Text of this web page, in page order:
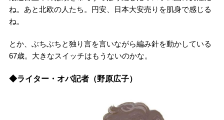
ね。あと北欧の人たち。円安、日本大安売りを肌身で感じる
ね。
とか、ぶちぶちと独り言を言いながら編み針を動かしている
67歳。大きなスイッチはもうないのかな。
◆ライター・オバ記者（野原広子）